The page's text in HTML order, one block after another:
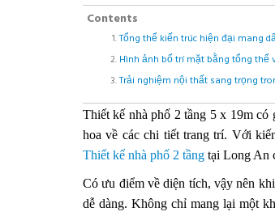
Contents
Tổng thể kiến trúc hiện đại mang
Hình ảnh bố trí mặt bằng tổng thể
Trải nghiệm nội thất sang trọng
Thiết kế nhà phố 2 tầng 5 x 19m có
hoa về các chi tiết trang trí. Với
Thiết kế nhà phố 2 tầng tại Long An
Có ưu điểm về diện tích, vậy nên
dễ dàng. Không chỉ mang lại một